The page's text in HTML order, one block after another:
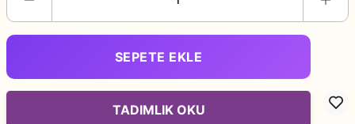
SEPETE EKLE
TADIMLIK OKU